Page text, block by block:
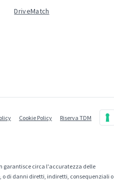
DriveMatch
Cookie Policy Riserva TDM
garantisce circa l'accuratezza delle
o di danni diretti, indiretti, consequenziali o